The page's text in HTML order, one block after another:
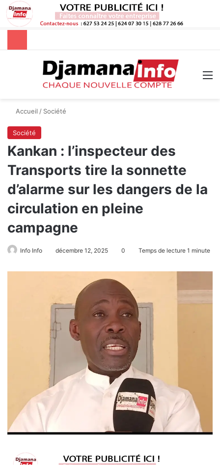
Rechercher
Accueil / Société
Société
Kankan : l’inspecteur des
Transports tire la sonnette
d’alarme sur les dangers de la
circulation en pleine
campagne
Info Info décembre 12, 2025 0 Temps de lecture 1 minute